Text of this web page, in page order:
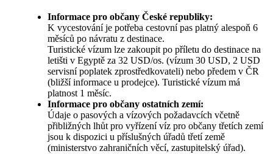
Informace pro občany České republiky:
K vycestování je potřeba cestovní pas platný alespoň 6
měsíců po návratu z destinace.
Turistické vízum lze zakoupit po příletu do destinace na
letišti v Egyptě za 32 USD/os. (vízum 30 USD, 2 USD
servisní poplatek zprostředkovateli) nebo předem v ČR
(bližší informace u prodejce). Turistické vízum má
platnost 1 měsíc.
Informace pro občany ostatních zemí:
Údaje o pasových a vízových požadavcích včetně
přibližných lhůt pro vyřízení víz pro občany třetích zemí
jsou k dispozici u příslušných úřadů třetí země
(ministerstvo zahraničních věcí, zastupitelský úřad).